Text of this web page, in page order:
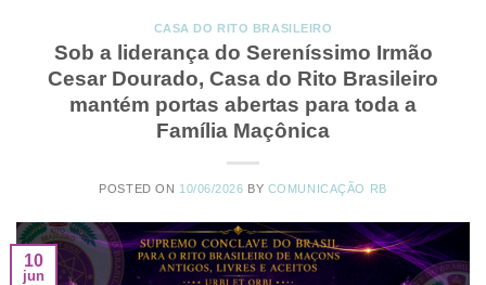
CASA DO RITO BRASILEIRO
Sob a liderança do Sereníssimo Irmão
Cesar Dourado, Casa do Rito Brasileiro
mantém portas abertas para toda a
Família Maçônica
POSTED ON 10/06/2026 BY COMUNICAÇÃO RB
10
jun